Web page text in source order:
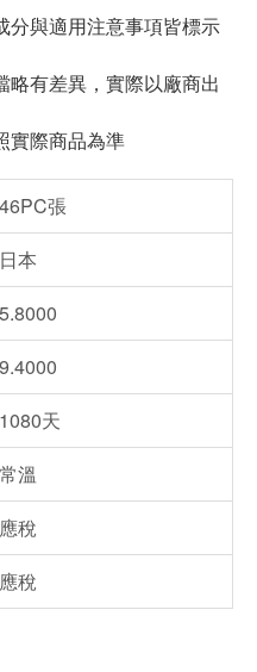
分與適用注意事項皆標示
略有差異，實際以廠商出
實際商品為準
46PC張
日本
5.8000
9.4000
1080天
常溫
應稅
應稅